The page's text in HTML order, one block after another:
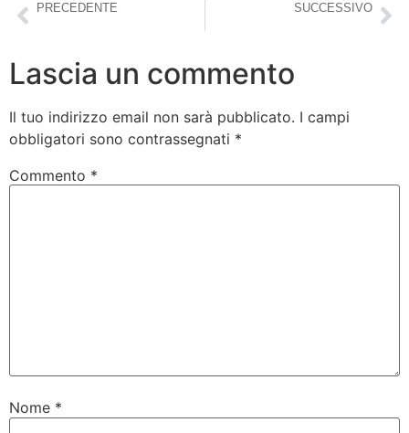
PRECEDENTE SUCCESSIVO
Lascia un commento
Il tuo indirizzo email non sarà pubblicato. I campi
obbligatori sono contrassegnati *
Commento *
Nome *